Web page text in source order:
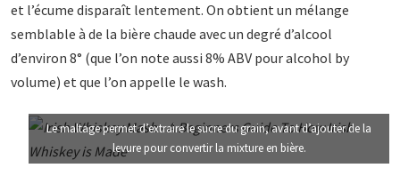
et l’écume disparaît lentement. On obtient un mélange
semblable à de la bière chaude avec un degré d’alcool
d’environ 8° (que l’on note aussi 8% ABV pour alcohol by
volume) et que l’on appelle le wash.
Le maltage permet d’extraire le sucre du grain, avant d’ajouter de la
levure pour convertir la mixture en bière.